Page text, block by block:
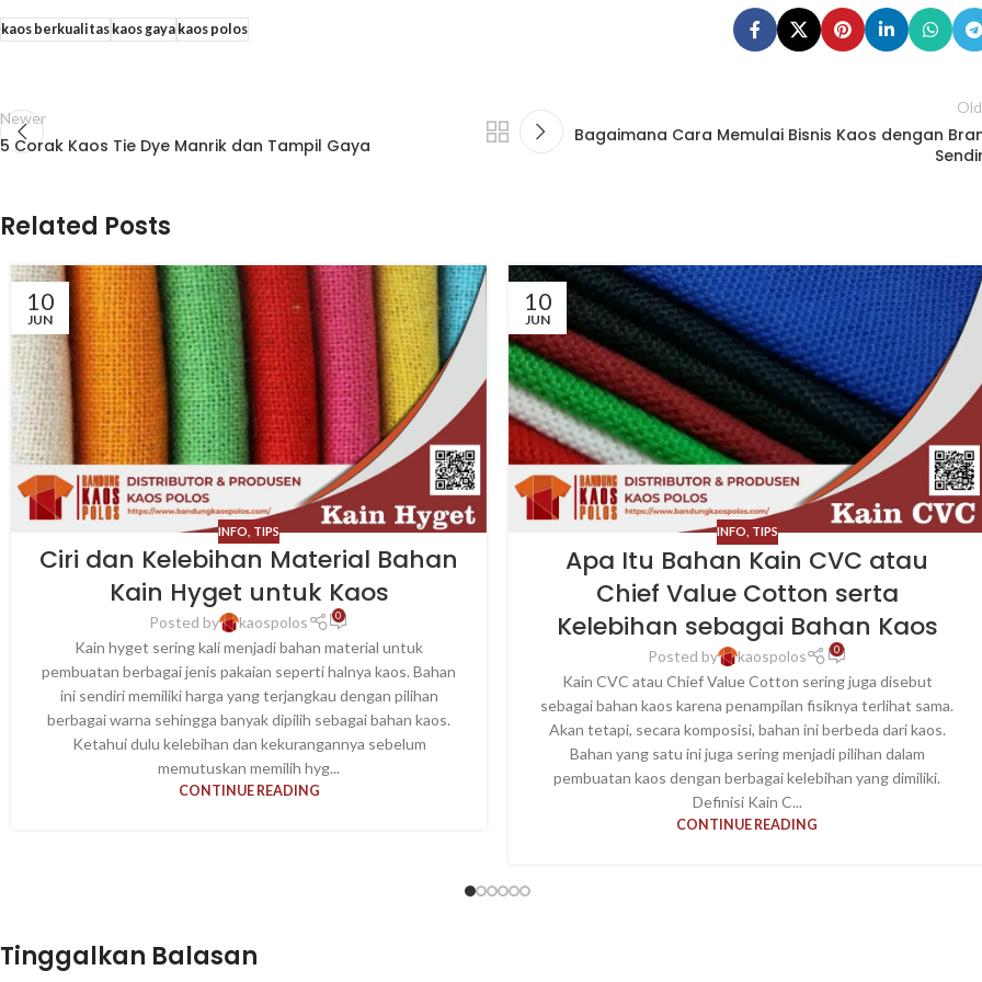
kaos berkualitaskaos gayakaos polos
Newer
5 Corak Kaos Tie Dye Manrik dan Tampil Gaya
Bagaimana Cara Memulai Bisnis Kaos dengan
Related Posts
10
JUN
INFO TIPS
Ciri dan Kelebihan Material Bahan
Kain Hyget untuk Kaos
Posted by kaospolos 0
Kain hyget sering kali menjadi bahan material untuk
pembuatan berbagai jenis pakaian seperti halnya kaos. Bahan
ini sendiri memiliki harga yang terjangkau dengan pilihan
berbagai warna sehingga banyak dipilih sebagai bahan kaos.
Ketahui dulu kelebihan dan kekurangannya sebelum
memutuskan memilih hyg...
CONTINUE READING
10
JUN
INFO TIPS
Apa Itu Bahan Kain CVC atau
Chief Value Cotton serta
Kelebihan sebagai Bahan Kaos
Posted by kaospolos 0
Kain CVC atau Chief Value Cotton sering juga disebut
sebagai bahan kaos karena penampilan fisiknya terlihat sama.
Akan tetapi, secara komposisi, bahan ini berbeda dari kaos.
Bahan yang satu ini juga sering menjadi pilihan dalam
pembuatan kaos dengan berbagai kelebihan yang dimiliki.
Definisi Kain C...
CONTINUE READING
Tinggalkan Balasan